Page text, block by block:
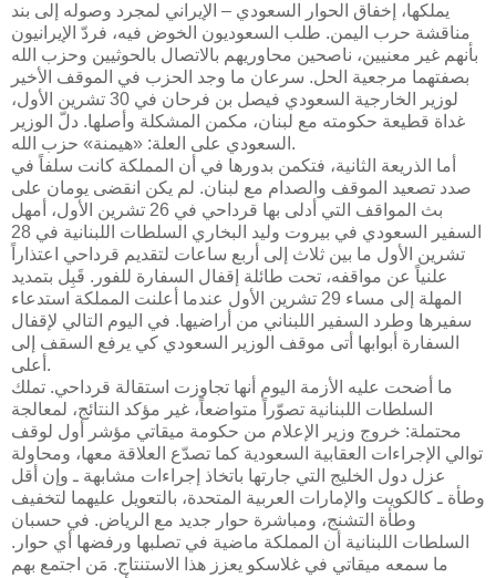
يملكها، إخفاق الحوار السعودي – الإيراني لمجرد وصوله إلى بند
مناقشة حرب اليمن. طلب السعوديون الخوض فيه، فردّ الإيرانيون
بأنهم غير معنيين، ناصحين محاوريهم بالاتصال بالحوثيين وحزب الله
بصفتهما مرجعية الحل. سرعان ما وجد الحزب في الموقف الأخير
لوزير الخارجية السعودي فيصل بن فرحان في 30 تشرين الأول،
غداة قطيعة حكومته مع لبنان، مكمن المشكلة وأصلها. دلّ الوزير
السعودي على العلة: «هيمنة» حزب الله.
أما الذريعة الثانية، فتكمن بدورها في أن المملكة كانت سلفاً في
صدد تصعيد الموقف والصدام مع لبنان. لم يكن انقضى يومان على
بث المواقف التي أدلى بها قرداحي في 26 تشرين الأول، أمهل
السفير السعودي في بيروت وليد البخاري السلطات اللبنانية في 28
تشرين الأول ما بين ثلاث إلى أربع ساعات لتقديم قرداحي اعتذاراً
علنياً عن مواقفه، تحت طائلة إقفال السفارة للفور. قَبِل بتمديد
المهلة إلى مساء 29 تشرين الأول عندما أعلنت المملكة استدعاء
سفيرها وطرد السفير اللبناني من أراضيها. في اليوم التالي لإقفال
السفارة أبوابها أتى موقف الوزير السعودي كي يرفع السقف إلى
أعلى.
ما أضحت عليه الأزمة اليوم أنها تجاوزت استقالة قرداحي. تملك
السلطات اللبنانية تصوّراً متواضعاً، غير مؤكد النتائج، لمعالجة
محتملة: خروج وزير الإعلام من حكومة ميقاتي مؤشر أول لوقف
توالي الإجراءات العقابية السعودية كما تصدّع العلاقة معها، ومحاولة
عزل دول الخليج التي جارتها باتخاذ إجراءات مشابهة ـ وإن أقل
وطأة ـ كالكويت والإمارات العربية المتحدة، بالتعويل عليهما لتخفيف
وطأة التشنج، ومباشرة حوار جديد مع الرياض. في حسبان
السلطات اللبنانية أن المملكة ماضية في تصلبها ورفضها أي حوار.
ما سمعه ميقاتي في غلاسكو يعزز هذا الاستنتاج. مَن اجتمع بهم